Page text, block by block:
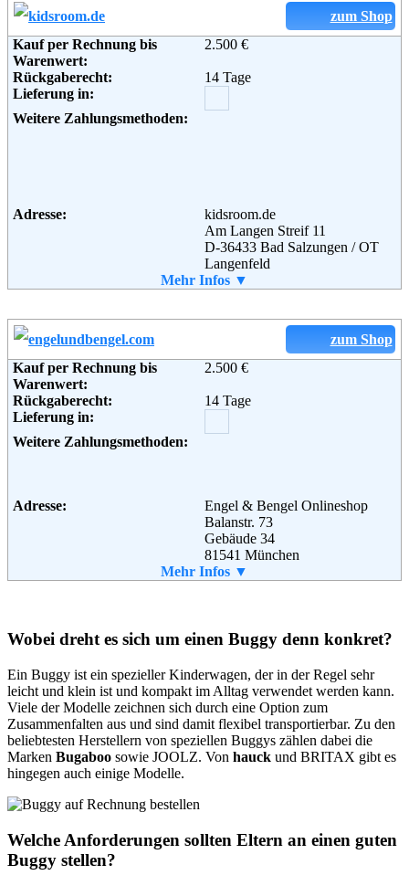
Weitere Zahlungsmethoden:
Adresse:
Versandhaus Walz GmbH
88339 Bad Waldsee
Telefon:
AGB
zum Shop
Kauf per Rechnung bis
Warenwert:
2.500 €
Rückgaberecht:
14 Tage
Lieferung in:
Weitere Zahlungsmethoden:
Adresse:
kidsroom.de
Am Langen Streif 11
D-36433 Bad Salzungen / OT
Langenfeld
+49 (0) 1805-543776
Weiterführende
Informationen:
Mehr Infos ▼
zum Shop
Kauf per Rechnung bis
Warenwert:
2.500 €
Rückgaberecht:
14 Tage
Lieferung in:
Weitere Zahlungsmethoden:
Adresse:
Engel & Bengel Onlineshop
Balanstr. 73
Gebäude 34
81541 München
(089) 44 41 98 68
Weiterführende
AGB
Mehr Infos ▼
Wobei dreht es sich um einen Buggy denn konkret?
Ein Buggy ist ein spezieller Kinderwagen, der in der Regel sehr
leicht und klein ist und kompakt im Alltag verwendet werden kann.
Viele der Modelle zeichnen sich durch eine Option zum
Zusammenfalten aus und sind damit flexibel transportierbar. Zu den
beliebtesten Herstellern von speziellen Buggys zählen dabei die
Marken Bugaboo sowie JOOLZ. Von hauck und BRITAX gibt es
hingegen auch einige Modelle.
Welche Anforderungen sollten Eltern an einen guten
Buggy stellen?